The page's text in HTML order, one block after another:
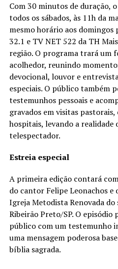
Com 30 minutos de duração,
todos os sábados, às 11h da
mesmo horário aos domingos
32.1 e TV NET 522 da TH
região. O programa trará um
acolhedor, reunindo
devocional, louvor e
especiais. O público também
testemunhos pessoais e
gravados em visitas
hospitais, levando a realidade
telespectador.
Estreia especial
A primeira edição contará
do cantor Felipe Leonachos e
Igreja Metodista Renovada
Ribeirão Preto/SP. O
público com um testemunho
uma mensagem poderosa
bíblia sagrada.